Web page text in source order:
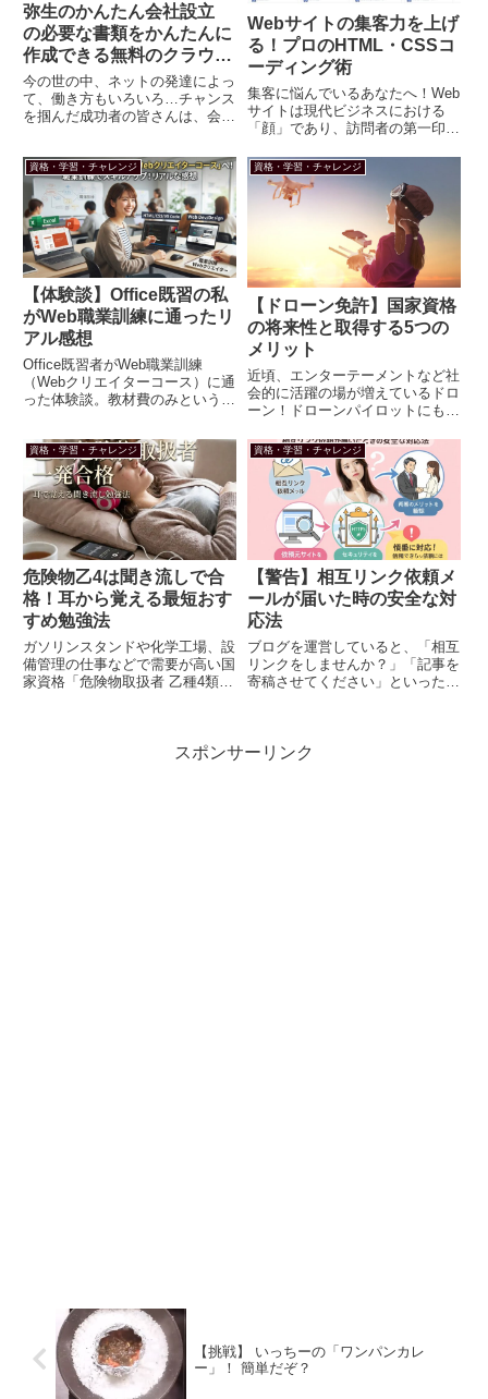
弥生のかんたん会社設立
の必要な書類をかんたんに
作成できる無料のクラウド
サービス
今の世の中、ネットの発達によっ
て、働き方もいろいろ…チャンス
を掴んだ成功者の皆さんは、会社
な手続きが、必要なのでしょう。
いっちー＆まちゃおです。今回
も、よろしくお願いします。会社
設...
Webサイトの集客力を上げ
る！プロのHTML・CSSコ
ーディング術
集客に悩んでいるあなたへ！Web
サイトは現代ビジネスにおける
「顔」であり、訪問者の第一印象
特に集客に悩んでいる方にとっ
て、魅力的で機能的なWebサイト
は欠かせません。こんにちは！親
子で世の中の気になる情報や疑
資格・学習・チャレンジ
【体験談】Office既習の私
がWeb職業訓練に通ったリ
アル感想
Office既習者がWeb職業訓練
（Webクリエイターコース）に通
った体験談。教材費のみという高
内容への物足りなさなどリアルな
本音を綴ります。
資格・学習・チャレンジ
【ドローン免許】国家資格
の将来性と取得する5つの
メリット
近頃、エンターテーメントなど社
会的に活躍の場が増えているドロ
ーン！ドローンパイロットにも国
ロットとしてのキャリアは、どん
なメリットがあるのか？いっちー
＆まちゃおです。今回も、よろし
くお願いします。今回は、ドロ
資格・学習・チャレンジ
危険物乙4は聞き流しで合
格！耳から覚える最短おす
すめ勉強法
ガソリンスタンドや化学工場、設
備管理の仕事などで需要が高い国
家資格「危険物取扱者 乙種4類
しまうという方も多いのではない
資格・学習・チャレンジ
【警告】相互リンク依頼メ
ールが届いた時の安全な対
応法
ブログを運営していると、「相互
リンクをしませんか？」「記事を
寄稿させてください」といった営
る、いっちー＆まちゃおです。今
スポンサーリンク
【挑戦】 いっちーの「ワンパンカレ
ー」！ 簡単だぞ？